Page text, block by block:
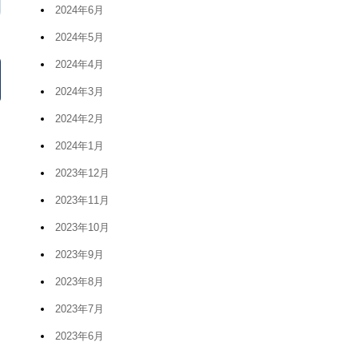
2024年6月
2024年5月
2024年4月
2024年3月
2024年2月
2024年1月
2023年12月
2023年11月
2023年10月
2023年9月
2023年8月
2023年7月
2023年6月